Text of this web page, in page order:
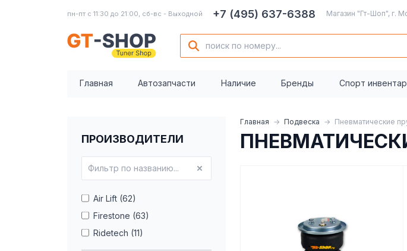
пн-пт с 11:30 до 21:00, сб-вс - Выходной +7 (495) 637-6388 Магазин "Гт-Шоп", г.
Главная Автозапчасти Наличие Бренды Спорт
ПРОИЗВОДИТЕЛИ
Air Lift (62)
Firestone (63)
Ridetech (11)
Главная Подвеска Пневматические